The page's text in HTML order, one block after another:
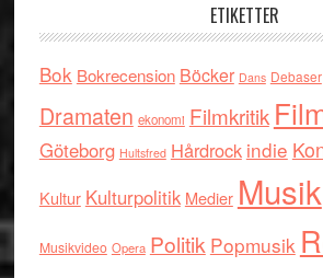
ETIKETTER
Bok Bokrecension Böcker Dans Debaser
Dramaten ekonomi Filmkritik
Göteborg Hultsfred Hårdrock indie
Kultur Kulturpolitik Medier Musik
Musikvideo Opera Politik Popmusik